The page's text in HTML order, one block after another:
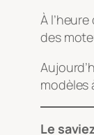
À
des
modèles
Le